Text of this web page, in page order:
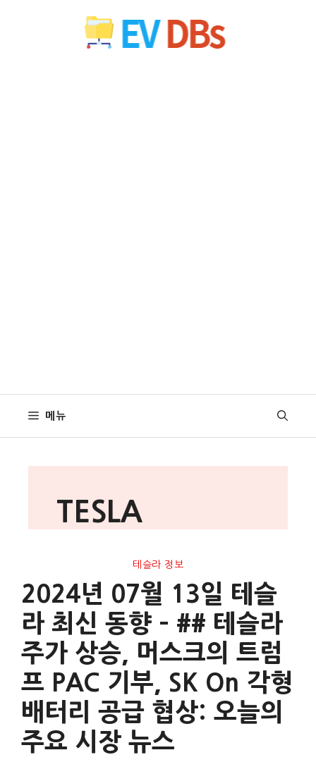
메뉴
TESLA
테슬라 정보
2024년 07월 13일 테슬
라 최신 동향 – ## 테슬라
주가 상승, 머스크의 트럼
프 PAC 기부, SK On 각형
배터리 공급 협상: 오늘의
주요 시장 뉴스